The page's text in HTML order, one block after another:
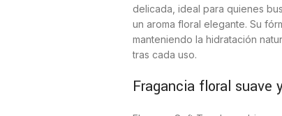
delicada, ideal para quienes
un aroma floral elegante. Su
manteniendo la hidratación
tras cada uso.
Fragancia floral suave